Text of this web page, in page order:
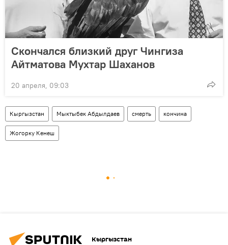
Скончался близкий друг Чингиза
Айтматова Мухтар Шаханов
20 апреля, 09:03
Кыргызстан Мыктыбек Абдылдаев смерть кончина
Жогорку Кенеш
Кыргызстан